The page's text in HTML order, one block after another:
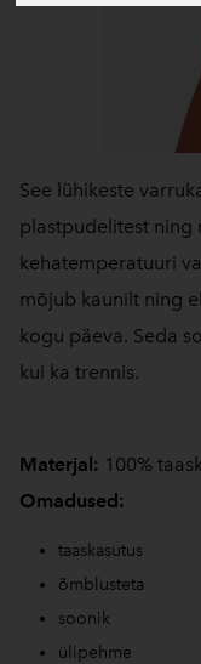
See lühikeste
plastpudelitest ning
kehatemperatuuri
mõjub kaunilt ning
kogu päeva. Seda
kui ka trennis.
Materjal: 100%
Omadused:
taaskasutus
õmblusteta
soonik
ülipehme